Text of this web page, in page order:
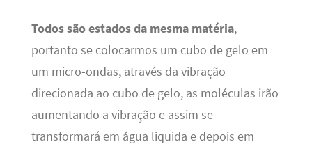
Todos são estados da mesma matéria,
portanto se colocarmos um cubo de gelo em
um micro-ondas, através da vibração
direcionada ao cubo de gelo, as moléculas irão
aumentando a vibração e assim se
transformará em água liquida e depois em